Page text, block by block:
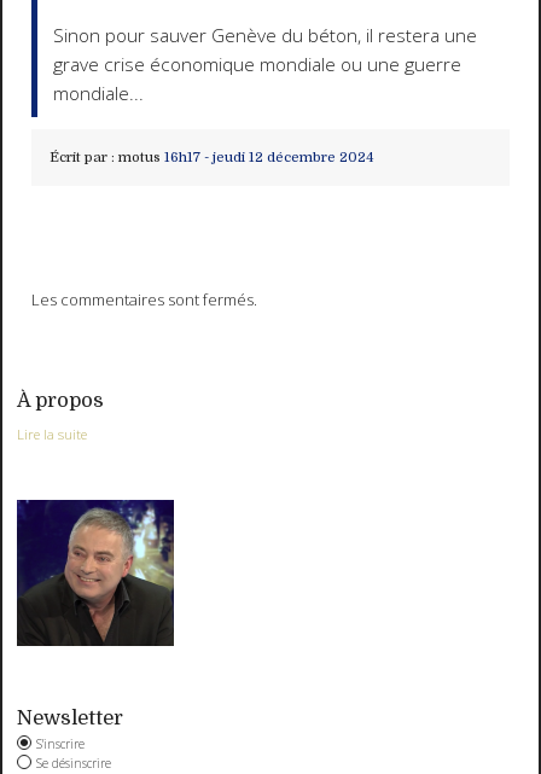
Sinon pour sauver Genève du béton, il restera une
grave crise économique mondiale ou une guerre
mondiale...
Écrit par : motus 16h17- jeudi 12 décembre 2024
Les commentaires sont fermés.
À propos
Lire la suite
Newsletter
S'inscrire
Se désinscrire